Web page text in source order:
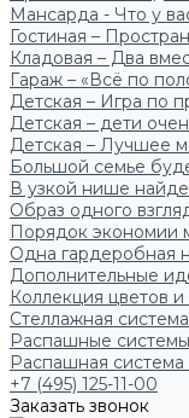
Мансарда - Что у
Гостиная –
Кладовая – Два
Гараж – «Всё по
Детская – Игра по
Детская – дети
Детская – Лучшее
Большой семье
В узкой нише
Образ одного
Порядок экономии
Одна гардеробная
Дополнительные
Коллекция цветов
Стеллажная система
Распашные системы
Распашная система
+7 (495) 125-11-00
Заказать звонок